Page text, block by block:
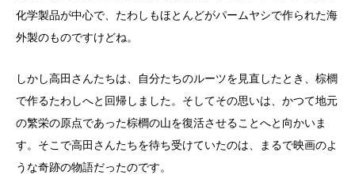
化学製品が中心で、たわしもほとんどがパームヤシで作られた海
外製のものですけどね。
しかし高田さんたちは、自分たちのルーツを見直したとき、棕櫚
で作るたわしへと回帰しました。そしてその思いは、かつて地元
の繁栄の原点であった棕櫚の山を復活させることへと向かいま
す。そこで高田さんたちを待ち受けていたのは、まるで映画のよ
うな奇跡の物語だったのです。